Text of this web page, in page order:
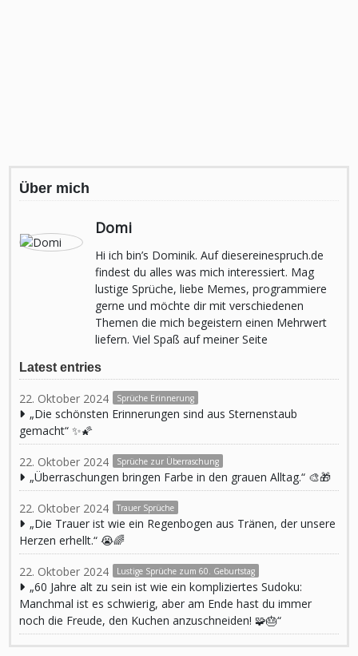
Über mich
Domi
Hi ich bin’s Dominik. Auf diesereinespruch.de
findest du alles was mich interessiert. Mag
lustige Sprüche, liebe Memes, programmiere
gerne und möchte dir mit verschiedenen
Themen die mich begeistern einen Mehrwert
liefern. Viel Spaß auf meiner Seite
Latest entries
22. Oktober 2024 Sprüche Erinnerung
„Die schönsten Erinnerungen sind aus Sternenstaub
gemacht“ ✨🌠
22. Oktober 2024 Sprüche zur Überraschung
„Überraschungen bringen Farbe in den grauen Alltag.“ 🎨🎁
22. Oktober 2024 Trauer Sprüche
„Die Trauer ist wie ein Regenbogen aus Tränen, der unsere
Herzen erhellt.“ 😭🌈
22. Oktober 2024 Lustige Sprüche zum 60. Geburtstag
„60 Jahre alt zu sein ist wie ein kompliziertes Sudoku:
Manchmal ist es schwierig, aber am Ende hast du immer
noch die Freude, den Kuchen anzuschneiden! 🧩🎂“